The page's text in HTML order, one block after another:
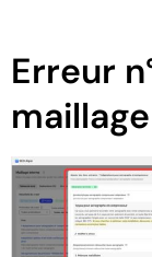
Erreur